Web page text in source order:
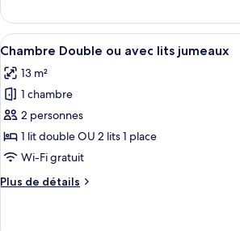
Chambre
Simple
le
type
de
Chambre
Simple
Afficher
toutes
les
photos
pour
ce
type
chambre :
Une
5
Chambre Double ou avec lits jumeaux
13 m²
1 chambre
2 personnes
1 lit double OU 2 lits 1 place
Wi-Fi gratuit
Plus de détails
Plus